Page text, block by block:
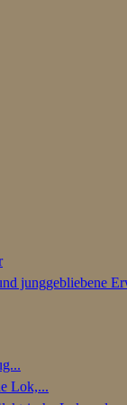
junggebliebene
Lok,...